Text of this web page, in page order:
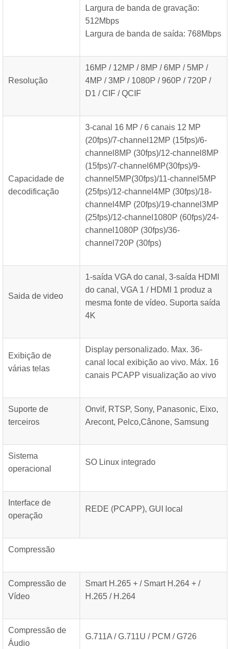
Largura de banda de gravação:
512Mbps
Largura de banda de saída: 768Mbps
Resolução
16MP / 12MP / 8MP / 6MP / 5MP /
4MP / 3MP / 1080P / 960P / 720P /
D1 / CIF / QCIF
Capacidade de
decodificação
3-canal 16 MP / 6 canais 12 MP
(20fps)/7-channel12MP (15fps)/6-
channel8MP (30fps)/12-channel8MP
(15fps)/7-channel6MP(30fps)/9-
channel5MP(30fps)/11-channel5MP
(25fps)/12-channel4MP (30fps)/18-
channel4MP (20fps)/19-channel3MP
(25fps)/12-channel1080P (60fps)/24-
channel1080P (30fps)/36-
channel720P (30fps)
Saida de video
1-saída VGA do canal, 3-saída HDMI
do canal, VGA 1 / HDMI 1 produz a
mesma fonte de vídeo. Suporta saída
4K
Exibição de
várias telas
Display personalizado. Max. 36-
canal local exibição ao vivo. Máx. 16
canais PCAPP visualização ao vivo
Suporte de
terceiros
Onvif, RTSP, Sony, Panasonic, Eixo,
Arecont, Pelco,Cânone, Samsung
Sistema
operacional
SO Linux integrado
Interface de
operação
REDE (PCAPP), GUI local
Compressão
Compressão de
Vídeo
Smart H.265 + / Smart H.264 + /
H.265 / H.264
Compressão de
Áudio
G.711A / G.711U / PCM / G726